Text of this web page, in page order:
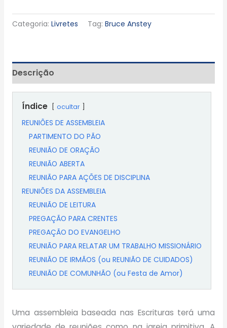
Categoria: Livretes Tag: Bruce Anstey
Descrição
Índice ocultar
REUNIÕES DE ASSEMBLEIA
PARTIMENTO DO PÃO
REUNIÃO DE ORAÇÃO
REUNIÃO ABERTA
REUNIÃO PARA AÇÕES DE DISCIPLINA
REUNIÕES DA ASSEMBLEIA
REUNIÃO DE LEITURA
PREGAÇÃO PARA CRENTES
PREGAÇÃO DO EVANGELHO
REUNIÃO PARA RELATAR UM TRABALHO MISSIONÁRIO
REUNIÃO DE IRMÃOS (ou REUNIÃO DE CUIDADOS)
REUNIÃO DE COMUNHÃO (ou Festa de Amor)
Uma assembleia baseada nas Escrituras terá uma